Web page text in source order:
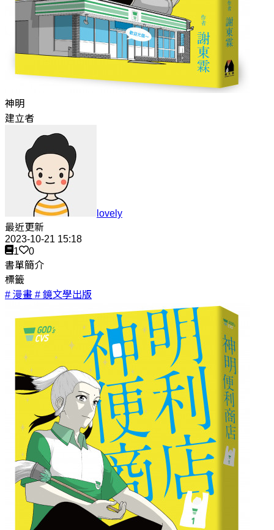
神明
建立者
lovely
最近更新
2023-10-21 15:18
1
0
書單簡介
標籤
# 漫畫 # 鏡文學出版